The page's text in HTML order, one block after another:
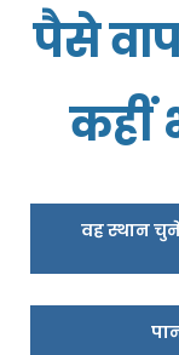
पैसे
कहीं
वह स्थान